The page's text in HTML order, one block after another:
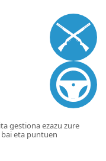
gestiona ezazu zure
eta puntuen